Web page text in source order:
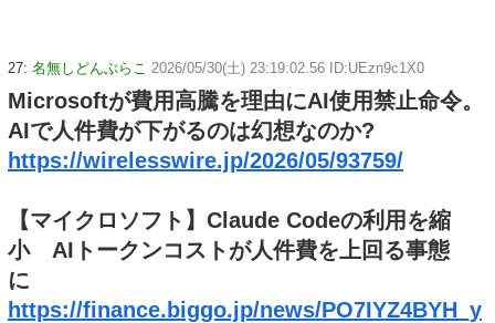
27: 名無しどんぶらこ 2026/05/30(土) 23:19:02.56 ID:UEzn9c1X0
Microsoftが費用高騰を理由にAI使用禁止命令。
AIで人件費が下がるのは幻想なのか?
https://wirelesswire.jp/2026/05/93759/
【マイクロソフト】Claude Codeの利用を縮
小 AIトークンコストが人件費を上回る事態
に
https://finance.biggo.jp/news/PO7IYZ4BYH_y